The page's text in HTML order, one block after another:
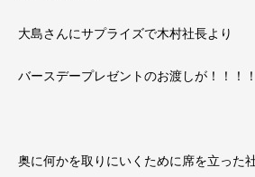
大島さんにサプライズで木村社長より
バースデープレゼントのお渡しが！！！！
奥に何かを取りにいくために席を立った社